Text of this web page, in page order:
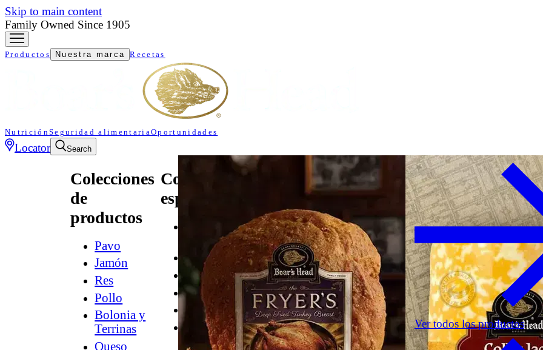
Skip to main content
Family Owned Since 1905
Productos Nuestra marca Recetas
NutriciónSeguridad alimentariaOportunidades
Locator Search
Colecciones
de
productos
Pavo
Jamón
Res
Pollo
Bolonia y
Terrinas
Queso
Colecciones
especializadas
Natural*
Audacia
Desayuno
Parrilla
Hummus
Snacks
Ver todos los productos